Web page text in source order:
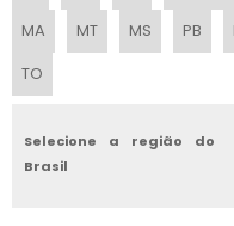
LOCACAO TENDA GALPAO
ALUGUEL DE TENDAS PARA
LOCACAO DE TENDAS EM
MA
MT MS PB
TO
Selecione a região do
Brasil